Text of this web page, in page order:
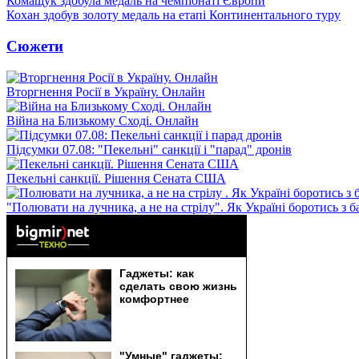
Кохан здобув золоту медаль на етапі Континентального туру
Сюжети
Вторгнення Росії в Україну. Онлайн
Війна на Близькому Сході. Онлайн
Підсумки 07.08: "Пекельні" санкції і "парад" дронів
Пекельні санкції. Рішення Сената США
"Полювати на лучника, а не на стрілу". Як Україні боротись з